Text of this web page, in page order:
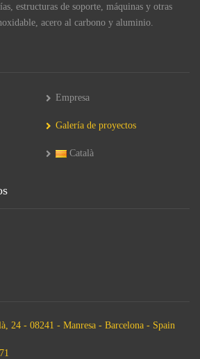
estructuras de soporte, máquinas y otras
acero al carbono y aluminio.
Empresa
Galería de proyectos
Català
24 - 08241 - Manresa - Barcelona - Spain